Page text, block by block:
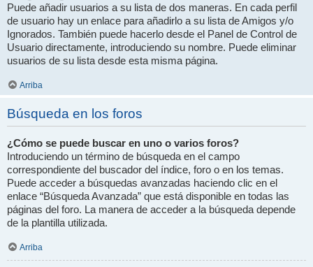
Puede añadir usuarios a su lista de dos maneras. En cada perfil
de usuario hay un enlace para añadirlo a su lista de Amigos y/o
Ignorados. También puede hacerlo desde el Panel de Control de
Usuario directamente, introduciendo su nombre. Puede eliminar
usuarios de su lista desde esta misma página.
Arriba
Búsqueda en los foros
¿Cómo se puede buscar en uno o varios foros?
Introduciendo un término de búsqueda en el campo
correspondiente del buscador del índice, foro o en los temas.
Puede acceder a búsquedas avanzadas haciendo clic en el
enlace “Búsqueda Avanzada” que está disponible en todas las
páginas del foro. La manera de acceder a la búsqueda depende
de la plantilla utilizada.
Arriba